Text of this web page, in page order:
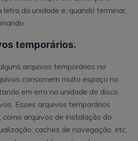
letra da unidade e, quando terminar,
temporários.
arquivos temporários no
consomem muito espaço no
em erro na unidade de disco
Esses arquivos temporários
como arquivos de instalação do
caches de navegação, etc.